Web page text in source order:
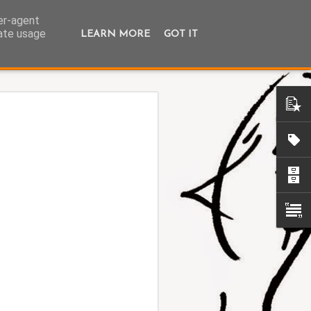
agent
usage
LEARN MORE GOT IT